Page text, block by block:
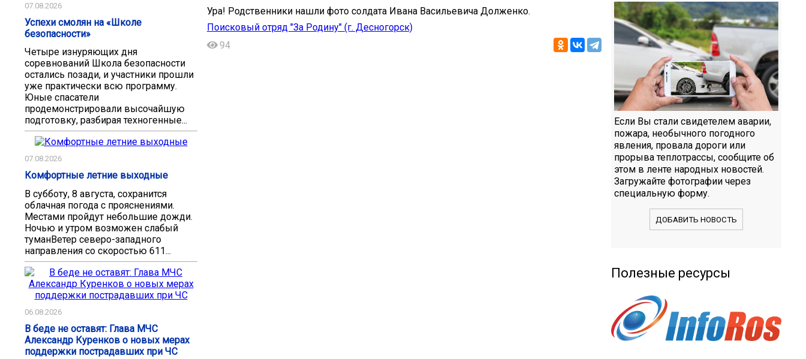
07.08.2026
Успехи смолян на «Школе
безопасности»
Четыре изнуряющих дня
соревнований Школа безопасности
остались позади, и участники прошли
уже практически всю программу.
Юные спасатели
продемонстрировали высочайшую
подготовку, разбирая техногенные...
07.08.2026
Комфортные летние выходные
В субботу, 8 августа, сохранится
облачная погода с прояснениями.
Местами пройдут небольшие дожди.
Ночью и утром возможен слабый
туманВетер северо-западного
направления со скоростью 611...
06.08.2026
В беде не оставят: Глава МЧС
Александр Куренков о новых мерах
поддержки пострадавших при ЧС
Ура! Родственники нашли фото солдата Ивана Васильевича Долженко.
Поисковый отряд "За Родину" (г. Десногорск)
94
Если Вы стали свидетелем аварии,
пожара, необычного погодного
явления, провала дороги или
прорыва теплотрассы, сообщите об
этом в ленте народных новостей.
Загружайте фотографии через
специальную форму.
ДОБАВИТЬ НОВОСТЬ
Полезные ресурсы